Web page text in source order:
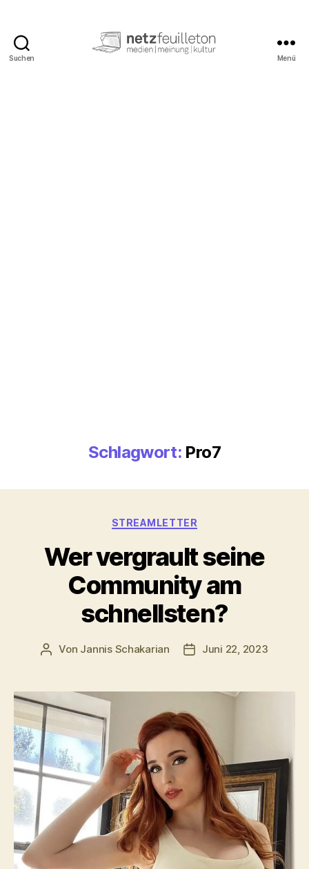
Suchen Menü
Schlagwort: Pro7
Kategorien
STREAMLETTER
Wer vergrault seine
Community am
schnellsten?
Beitragsautor
Von Jannis Schakarian Veröffentlichungsdatum
Juni 22, 2023